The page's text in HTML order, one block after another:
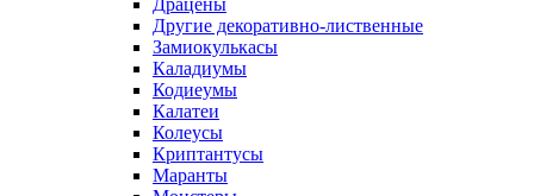
Драцены
Другие декоративно-лиственные
Замиокулькасы
Каладиумы
Кодиеумы
Калатеи
Колеусы
Криптантусы
Маранты